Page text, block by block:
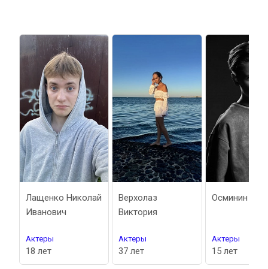
Лащенко Николай
Иванович
Актеры
18 лет
Верхолаз
Виктория
Актеры
37 лет
Осминин Иван
Актеры
15 лет